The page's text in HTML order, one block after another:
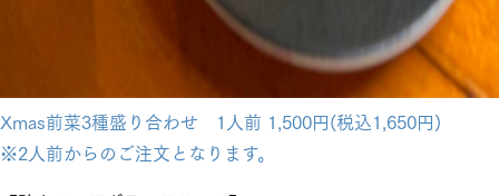
Xmas前菜3種盛り合わせ 1人前 1,500円(税込1,650円)
※2人前からのご注文となります。